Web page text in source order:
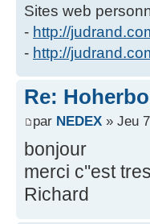
Sites web
- http://
- http://
Re:
par NEDEX » Jeu
bonjour
merci c''est
Richard